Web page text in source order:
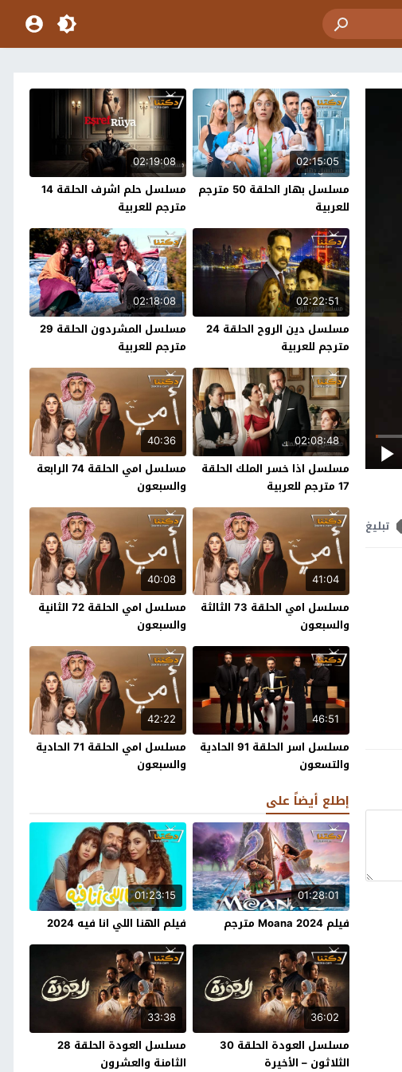
تبليغ
02:15:05
مسلسل بهار الحلقة 50 مترجم
للعربية
02:19:08
مسلسل حلم اشرف الحلقة 14
مترجم للعربية
02:22:51
مسلسل دين الروح الحلقة 24
مترجم للعربية
02:18:08
مسلسل المشردون الحلقة 29
مترجم للعربية
02:08:48
مسلسل اذا خسر الملك الحلقة
17 مترجم للعربية
40:36
مسلسل امي الحلقة 74 الرابعة
والسبعون
41:04
مسلسل امي الحلقة 73 الثالثة
والسبعون
40:08
مسلسل امي الحلقة 72 الثانية
والسبعون
46:51
مسلسل اسر الحلقة 91 الحادية
والتسعون
42:22
مسلسل امي الحلقة 71 الحادية
والسبعون
إطلع أيضاً على
01:28:01
فيلم Moana 2024 مترجم
01:23:15
فيلم الهنا اللي انا فيه 2024
36:02
مسلسل العودة الحلقة 30
الثلاثون – الأخيرة
33:38
مسلسل العودة الحلقة 28
الثامنة والعشرون